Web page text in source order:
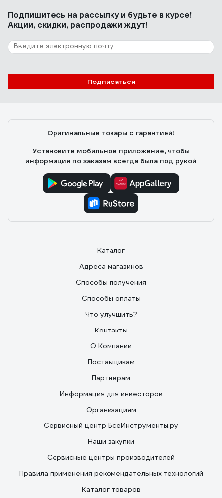
Подпишитесь на рассылкуи будьте в курсе!
Акции, скидки, распродажи ждут!
Подписаться
Оригинальные товары с гарантией!
Установите мобильное приложение, чтобы
информация по заказам всегда была под рукой
Каталог
Адреса магазинов
Способы получения
Способы оплаты
Что улучшить?
Контакты
О Компании
Поставщикам
Партнерам
Информация для инвесторов
Организациям
Сервисный центр ВсеИнструменты.ру
Наши закупки
Сервисные центры производителей
Правила применения рекомендательных технологий
Каталог товаров